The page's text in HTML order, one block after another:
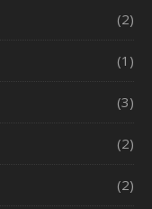
(2)
(1)
(3)
(2)
(2)